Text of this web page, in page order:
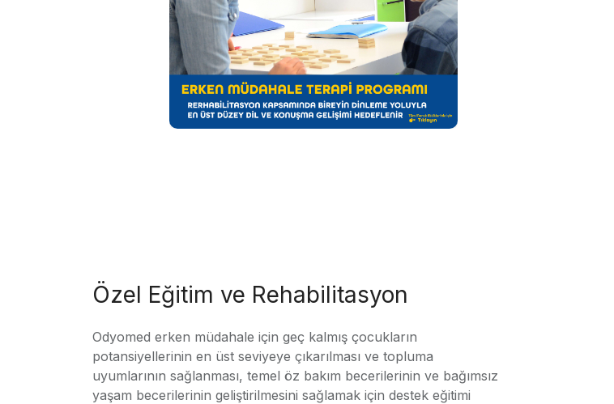
Özel Eğitim ve Rehabilitasyon
Odyomed erken müdahale için geç kalmış çocukların
potansiyellerinin en üst seviyeye çıkarılması ve topluma
uyumlarının sağlanması, temel öz bakım becerilerinin ve bağımsız
yaşam becerilerinin geliştirilmesini sağlamak için destek eğitimi